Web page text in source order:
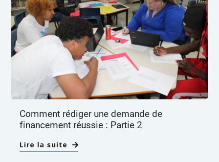
Comment rédiger une demande de
financement réussie : Partie 2
Lire la suite